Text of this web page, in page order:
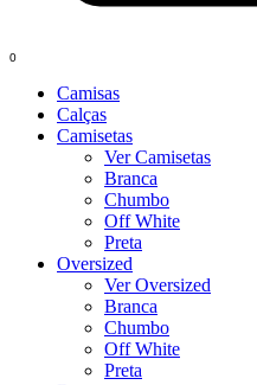
0
Camisas
Calças
Camisetas
Ver Camisetas
Branca
Chumbo
Off White
Preta
Oversized
Ver Oversized
Branca
Chumbo
Off White
Preta